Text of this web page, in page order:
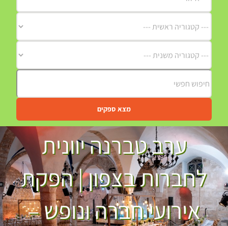
מצא ספקים
ערב טברנה יוונית
לחברות בצפון | הפקת
אירועי חברה ונופש –